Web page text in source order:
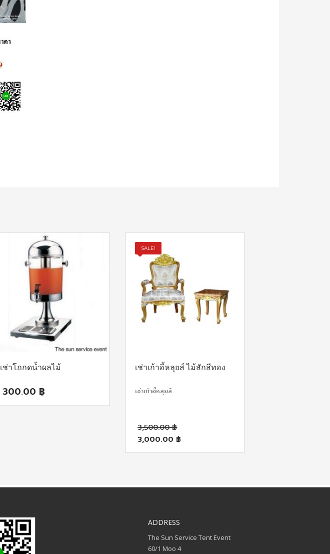
เช่าโถกดน้ำผลไม้
300.00 ฿
SALE!
เช่าเก้าอี้หลุยส์ ไม้สักสีทอง
เช่าเก้าอี้หลุยส์
3,500.00฿
3,000.00 ฿
Current
ADDRESS
The Sun Service Tent Event
60/1 Moo 4